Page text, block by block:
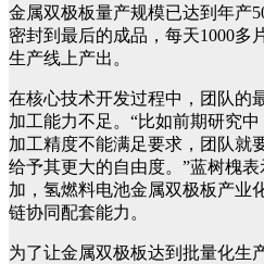
金属双极板量产规模已达到年产
密封到最后的成品，每天1000多
生产线上产出。
在核心技术开发过程中，团队的
加工能力不足。“比如前期研究
加工精度不能满足要求，团队就
给予其更大的自由度。”蓝树槐
加，氢燃料电池金属双极板产业
链协同配套能力。
为了让金属双极板达到批量化生